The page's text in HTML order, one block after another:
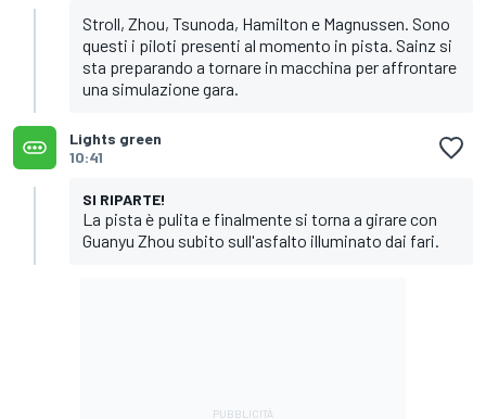
Stroll, Zhou, Tsunoda, Hamilton e Magnussen. Sono
questi i piloti presenti al momento in pista. Sainz si
sta preparando a tornare in macchina per affrontare
una simulazione gara.
Lights green
10:41
SI RIPARTE!
La pista è pulita e finalmente si torna a girare con
Guanyu Zhou subito sull'asfalto illuminato dai fari.